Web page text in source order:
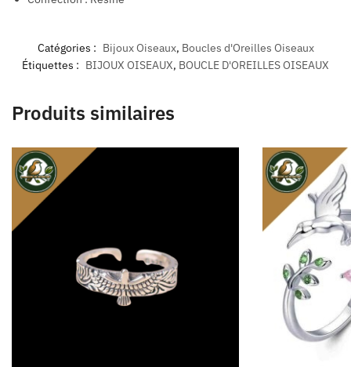
Catégories : Bijoux Oiseaux, Boucles d'Oreilles Oiseaux
Étiquettes : BIJOUX OISEAUX, BOUCLE D'OREILLES OISEAUX
Produits similaires